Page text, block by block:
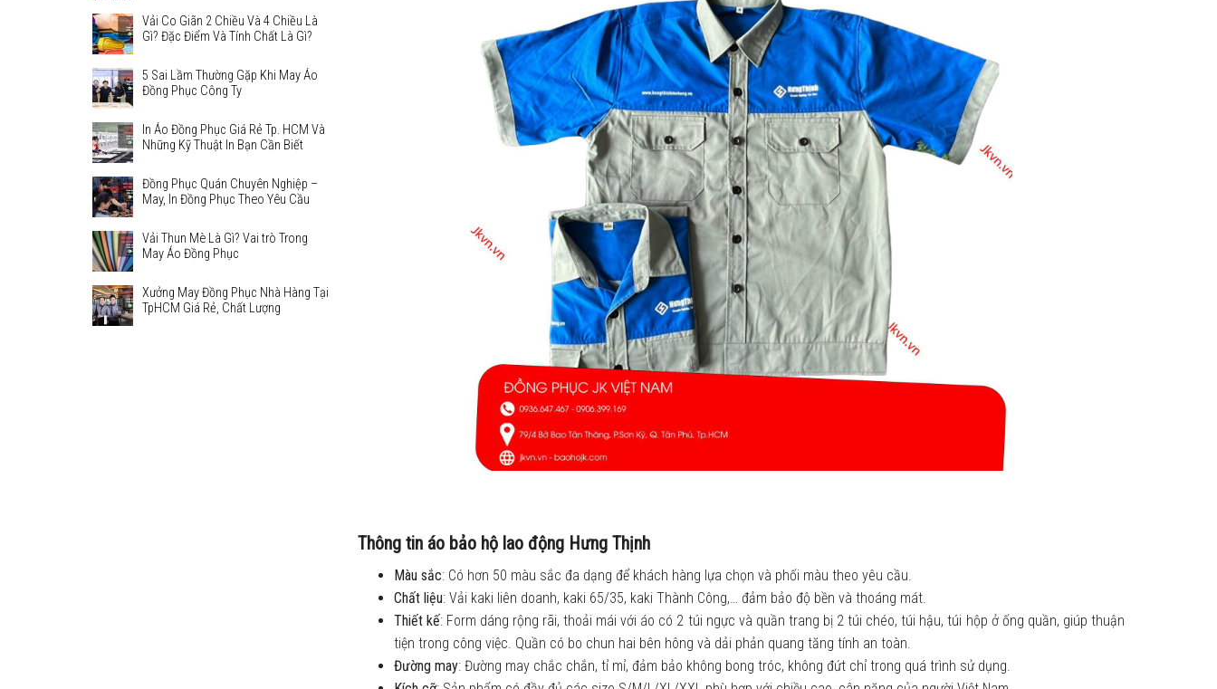
Vải Co Giãn 2 Chiều Và 4 Chiều Là
Gì? Đặc Điểm Và Tính Chất Là Gì?
5 Sai Lầm Thường Gặp Khi May Áo
Đồng Phục Công Ty
In Áo Đồng Phục Giá Rẻ Tp. HCM Và
Những Kỹ Thuật In Bạn Cần Biết
Đồng Phục Quán Chuyên Nghiệp –
May, In Đồng Phục Theo Yêu Cầu
Vải Thun Mè Là Gì? Vai trò Trong
May Áo Đồng Phục
Xưởng May Đồng Phục Nhà Hàng Tại
TpHCM Giá Rẻ, Chất Lượng
Thông tin áo bảo hộ lao động Hưng Thịnh
Màu sắc: Có hơn 50 màu sắc đa dạng để khách hàng lựa chọn và phối màu theo yêu cầu.
Chất liệu: Vải kaki liên doanh, kaki 65/35, kaki Thành Công,… đảm bảo độ bền và thoáng mát.
Thiết kế: Form dáng rộng rãi, thoải mái với áo có 2 túi ngực và quần trang bị 2 túi chéo, túi hậu, túi hộp ở ống quần, giúp thuận
tiện trong công việc. Quần có bo chun hai bên hông và dải phản quang tăng tính an toàn.
Đường may: Đường may chắc chắn, tỉ mỉ, đảm bảo không bong tróc, không đứt chỉ trong quá trình sử dụng.